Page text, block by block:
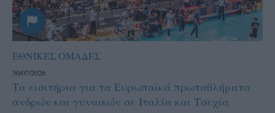
ΕΘΝΙΚΕΣ ΟΜΑΔΕΣ
30/07/2026
Τα εισιτήρια για τα Ευρωπαϊκά πρωταθλήματα
ανδρών και γυναικών σε Ιταλία και Τσεχία